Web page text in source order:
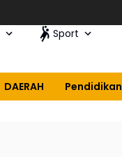
Sport
DAERAH Pendidikan